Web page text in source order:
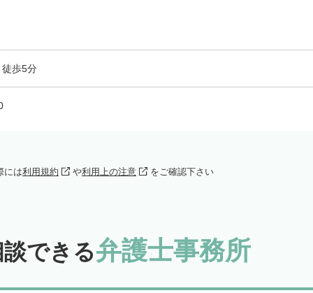
歩5分
には利用規約 や利用上の注意 をご確認下さい
できる弁護士事務所